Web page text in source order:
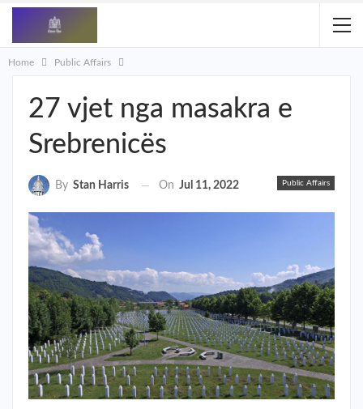
Home Public Affairs
27 vjet nga masakra e
Srebrenicës
Public Affairs
By Stan Harris On Jul 11, 2022